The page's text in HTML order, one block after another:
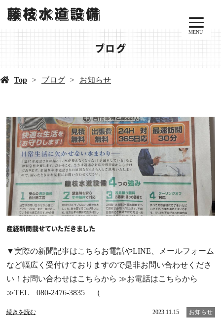
MENU
ブログ
Top ブログ お知らせ
産経新聞載せていただきました
▼実際の新聞記事はこちらお電話やLINE、メールフォーム
など幅広く受付けておりますので是非お問い合わせくださ
い！お問い合わせはこちらから ≫お電話はこちらから
≫TEL 080-2476-3835 （
続きを読む 2023.11.15 お知らせ